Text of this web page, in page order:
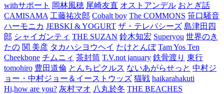
withサポート 岡林風穂 尾崎友直 オストアンデル おとぎ話
CAMISAMA 工藤祐次郎 Cobalt boy The COMMONS 笹口騒音
ハーモニカ JEBSKI & YOGURT ザ・テレパシーズ 島津田四
郎 シャイガンティ THE SUZAN 鈴木知宏 Superyou 世界のき
たの 関 美彦 タカハシヨウヘイ たけとんぼ Tam Yos Ten
Cheekbone チムニィ 茶封筒 T.V.not january 鉄骨渡り 東行
tomohiro 豊田道倫 とんちピクルス ないあがらせっと 中村ジ
ョー・中村ジョー＆イーストウッズ 猫戦 haikarahakuti
Hi,how are you? 灰村マオ 八丸於冬 THE BEACHES